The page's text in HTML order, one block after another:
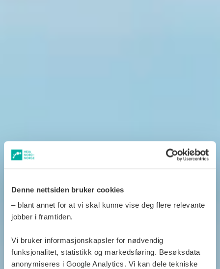
Denne nettsiden bruker cookies
– blant annet for at vi skal kunne vise deg flere relevante
jobber i framtiden.
Vi bruker informasjonskapsler for nødvendig
funksjonalitet, statistikk og markedsføring. Besøksdata
anonymiseres i Google Analytics. Vi kan dele tekniske